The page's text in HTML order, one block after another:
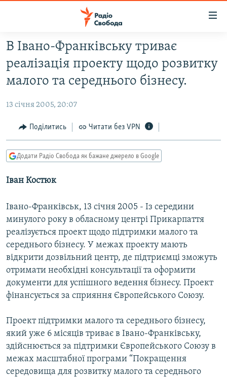
Перейти
до
основного
матеріалу
до
навігації
Перейти
до
РАДІО СВОБОДА – 70 РОКІВ
ВСЕ ЗА ДОБУ
ПОЛІТИКА
ЕКОНОМІКА
КУЛЬТУРА
СПОРТ
СВІТ
ВІЙНА
РОСІЙСЬКА «ФІЛЬТРАЦІЯ»
КРИМ.РЕАЛІЇ
ТИ ЯК?
КИТАЙ.ВИКЛИКИ
МУЛЬТИМЕДІА
ФОТО
СПЕЦПРОЄКТИ
ПОДКАСТИ
КРИМ РЕАЛІЇ
РУС
УКР
КТАТ
В Івано-Франківську триває
реалізація проекту щодо розвитку
малого та середнього бізнесу.
13 січня 2005, 20:07
Поділитись Читати без VPN
Додати Радіо Свобода як бажане джерело в Google
Іван Костюк
Івано-Франківськ, 13 січня 2005 - Із середини
минулого року в обласному центрі Прикарпаття
реалізується проект щодо підтримки малого та
середнього бізнесу. У межах проекту мають
відкрити дозвільний центр, де підтриємці зможуть
отримати необхідні консультації та оформити
документи для успішного ведення бізнесу. Проект
фінансується за сприяння Європейського Союзу.
Проект підтримки малого та середнього бізнесу,
який уже 6 місяців триває в Івано-Франківську,
здійснюється за підтримки Європейського Союзу в
межах масштабної програми “Покращення
середовища для розвитку малого та середнього